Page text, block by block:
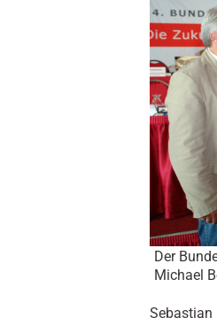
Der
Michael
Sebastian